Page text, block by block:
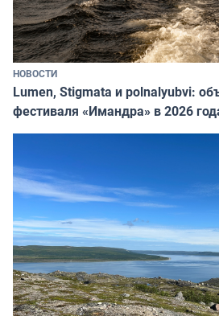
НОВОСТИ
Lumen, Stigmata и polnalyubvi:
фестиваля «Имандра» в 2026